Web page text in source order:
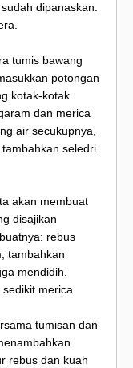
dipanaskan.
tumis bawang
potongan
kotak-kotak.
dan merica
air secukupnya,
seledri
akan membuat
disajikan
rebus
tambahkan
mendidih.
merica.
tumisan dan
rebus dan kuah